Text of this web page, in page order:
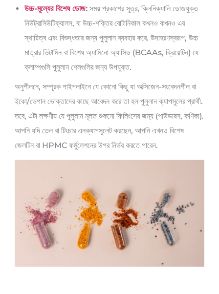
উচ্চ-মূল্যের বিশেষ ডোজ: সময় প্রকাশের সূত্র, ক্লিনিক্যালি ডোজযুক্ত
নিউট্রাসিউটিক্যালস, বা উচ্চ-শক্তির বোটানিকাল কখনও কখনও এর
স্থায়িত্ব এবং বিশুদ্ধতার জন্য পুলুলান ব্যবহার করে. উদাহরণস্বরূপ, উচ্চ
মাত্রার ভিটামিন বা বিশেষ অ্যামিনো অ্যাসিড (BCAAs, ক্রিয়েটিন) যে
ক্লাম্পগুলি পুলুলান শেলগুলির জন্য উপযুক্ত.
অনুশীলনে, সম্পূরক পাইপলাইনে যে কোনো কিছু যা অক্সিজেন-সংবেদনশীল বা
ইকো/ভেগান ভোক্তাদের কাছে আবেদন করে তা হল পুলুলান ক্যাপসুলের প্রার্থী.
তবে, এটা লক্ষণীয় যে পুলুলান মূলত শুকনো ফিলিংসের জন্য (পাউডারস, কণিকা).
আপনি যদি তেল বা টিংচার এনক্যাপসুলেট করছেন, আপনি এখনও বিশেষ
জেলটিন বা HPMC ফর্মুলেশনের উপর নির্ভর করতে পারেন.